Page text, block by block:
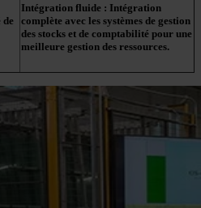
Intégration fluide : Intégration
complète avec les systèmes de gestion
des stocks et de comptabilité pour une
meilleure gestion des ressources.